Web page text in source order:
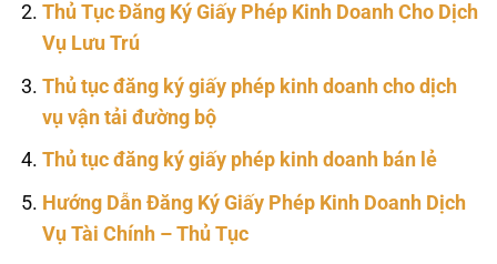
Thủ Tục Đăng Ký Giấy Phép Kinh Doanh Cho Dịch
Vụ Lưu Trú
Thủ tục đăng ký giấy phép kinh doanh cho dịch
vụ vận tải đường bộ
Thủ tục đăng ký giấy phép kinh doanh bán lẻ
Hướng Dẫn Đăng Ký Giấy Phép Kinh Doanh Dịch
Vụ Tài Chính – Thủ Tục